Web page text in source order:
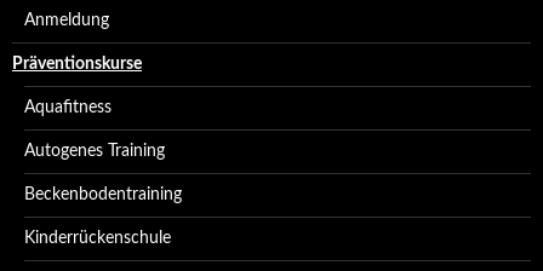
Anmeldung
Präventionskurse
Aquafitness
Autogenes Training
Beckenbodentraining
Kinderrückenschule